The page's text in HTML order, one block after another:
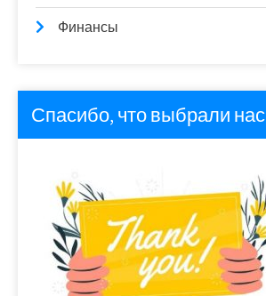
Финансы
Спасибо, что выбрали нас